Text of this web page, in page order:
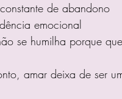
de abandono
emocional
se humilha porque
amar deixa de ser